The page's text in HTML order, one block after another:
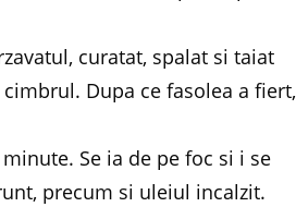
curatat, spalat si taiat
Dupa ce fasolea a fiert,
Se ia de pe foc si i se
precum si uleiul incalzit.